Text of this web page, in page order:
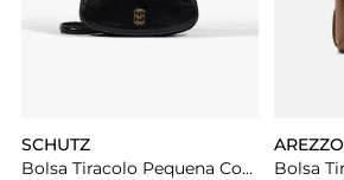
SCHUTZ
Bolsa Tiracolo Pequena Couro Preta
AREZZO